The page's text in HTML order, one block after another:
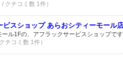
/ クチコミ数 1件）
ビスショップ あらおシティーモール
ル1Fの、アフラックサービスショップで
チコミ数 1件）